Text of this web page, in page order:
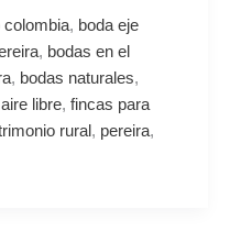
colombia, boda eje
, bodas en el
, bodas naturales,
libre, fincas para
rural, pereira,